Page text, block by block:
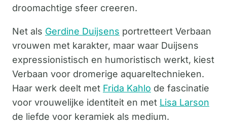
droomachtige sfeer creeren.
Net als Gerdine Duijsens portretteert Verbaan
vrouwen met karakter, maar waar Duijsens
expressionistisch en humoristisch werkt, kiest
Verbaan voor dromerige aquareltechnieken.
Haar werk deelt met Frida Kahlo de fascinatie
voor vrouwelijke identiteit en met Lisa Larson
de liefde voor keramiek als medium.